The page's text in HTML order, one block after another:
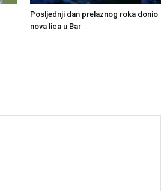
Posljednji dan prelaznog roka donio
nova lica u Bar